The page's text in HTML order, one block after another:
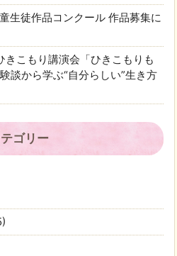
生徒作品コンクール 作品募集に
こもり講演会「ひきこもりも
談から学ぶ“自分らしい”生き方
ゴリー